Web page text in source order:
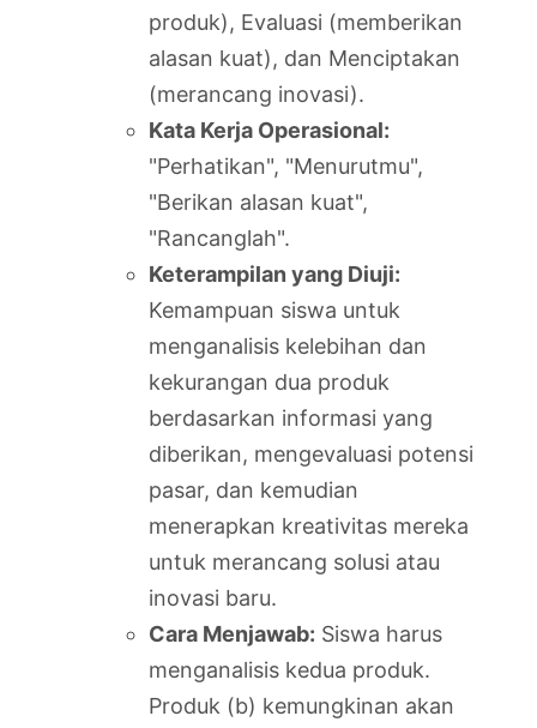
produk), Evaluasi (memberikan
alasan kuat), dan Menciptakan
(merancang inovasi).
Kata Kerja Operasional:
"Perhatikan", "Menurutmu",
"Berikan alasan kuat",
"Rancanglah".
Keterampilan yang Diuji:
Kemampuan siswa untuk
menganalisis kelebihan dan
kekurangan dua produk
berdasarkan informasi yang
diberikan, mengevaluasi potensi
pasar, dan kemudian
menerapkan kreativitas mereka
untuk merancang solusi atau
inovasi baru.
Cara Menjawab: Siswa harus
menganalisis kedua produk.
Produk (b) kemungkinan akan